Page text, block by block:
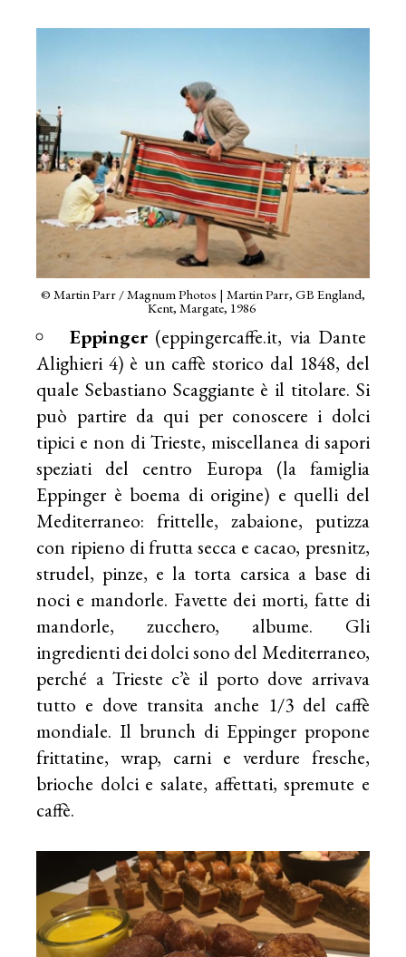
© Martin Parr / Magnum Photos | Martin Parr, GB England,
Kent, Margate, 1986
Eppinger (eppingercaffe.it, via Dante
Alighieri 4) è un caffè storico dal 1848, del
quale Sebastiano Scaggiante è il titolare. Si
può partire da qui per conoscere i dolci
tipici e non di Trieste, miscellanea di sapori
speziati del centro Europa (la famiglia
Eppinger è boema di origine) e quelli del
Mediterraneo: frittelle, zabaione, putizza
con ripieno di frutta secca e cacao, presnitz,
strudel, pinze, e la torta carsica a base di
noci e mandorle. Favette dei morti, fatte di
mandorle, zucchero, albume. Gli
ingredienti dei dolci sono del Mediterraneo,
perché a Trieste c’è il porto dove arrivava
tutto e dove transita anche 1/3 del caffè
mondiale. Il brunch di Eppinger propone
frittatine, wrap, carni e verdure fresche,
brioche dolci e salate, affettati, spremute e
caffè.